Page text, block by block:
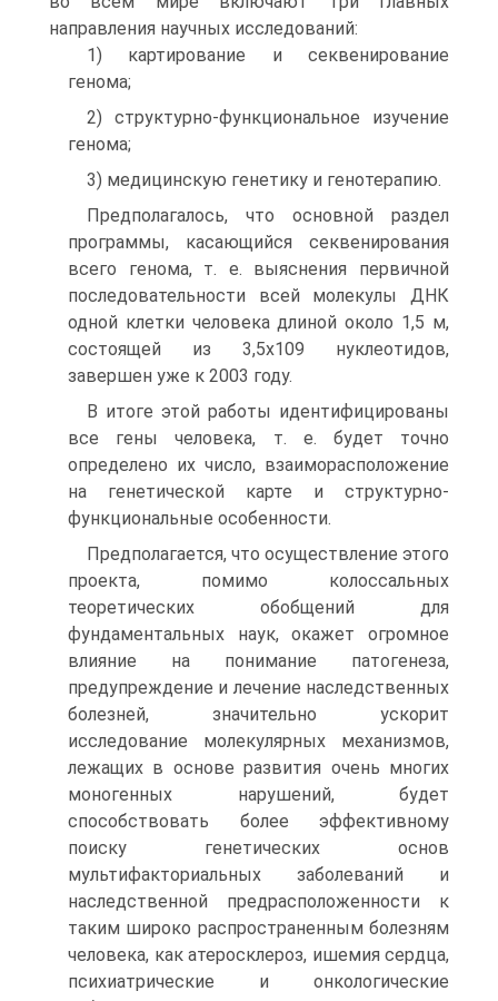
направления научных исследований:
1) картирование и секвенирование
генома;
2) структурно-функциональное изучение
генома;
3) медицинскую генетику и генотерапию.
Предполагалось, что основной раздел
программы, касающийся секвенирования
всего генома, т. е. выяснения первичной
последовательности всей молекулы ДНК
одной клетки человека длиной около 1,5 м,
состоящей из 3,5х109 нуклеотидов,
завершен уже к 2003 году.
В итоге этой работы идентифицированы
все гены человека, т. е. будет точно
определено их число, взаиморасположение
на генетической карте и структурно-
функциональные особенности.
Предполагается, что осуществление этого
проекта, помимо колоссальных
теоретических обобщений для
фундаментальных наук, окажет огромное
влияние на понимание патогенеза,
предупреждение и лечение наследственных
болезней, значительно ускорит
исследование молекулярных механизмов,
лежащих в основе развития очень многих
моногенных нарушений, будет
способствовать более эффективному
поиску генетических основ
мультифакториальных заболеваний и
наследственной предрасположенности к
таким широко распространенным болезням
человека, как атеросклероз, ишемия сердца,
психиатрические и онкологические